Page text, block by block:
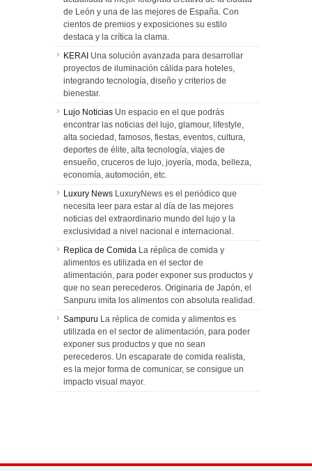
de León y una de las mejores de España. Con
cientos de premios y exposiciones su estilo
destaca y la crítica la clama.
KERAI Una solución avanzada para desarrollar
proyectos de iluminación cálida para hoteles,
integrando tecnología, diseño y criterios de
bienestar.
Lujo Noticias Un espacio en el que podrás
encontrar las noticias del lujo, glamour, lifestyle,
alta sociedad, famosos, fiestas, eventos, cultura,
deportes de élite, alta tecnología, viajes de
ensueño, cruceros de lujo, joyería, moda, belleza,
economía, automoción, etc.
Luxury News LuxuryNews es el periódico que
necesita leer para estar al día de las mejores
noticias del extraordinario mundo del lujo y la
exclusividad a nivel nacional e internacional.
Replica de Comida La réplica de comida y
alimentos es utilizada en el sector de
alimentación, para poder exponer sus productos y
que no sean perecederos. Originaria de Japón, el
Sanpuru imita los alimentos con absoluta realidad.
Sampuru La réplica de comida y alimentos es
utilizada en el sector de alimentación, para poder
exponer sus productos y que no sean
perecederos. Un escaparate de comida realista,
es la mejor forma de comunicar, se consigue un
impacto visual mayor.